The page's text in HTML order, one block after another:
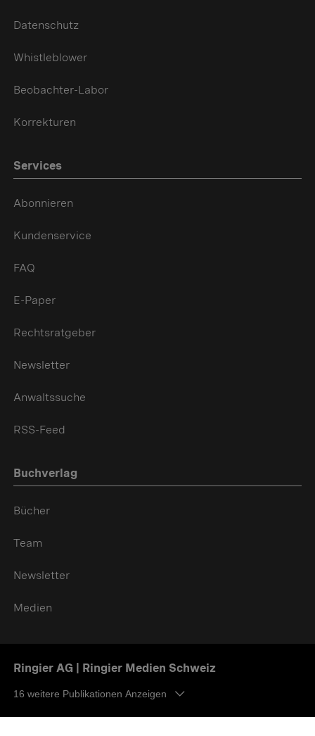
Datenschutz
Whistleblower
Beobachter-Labor
Korrekturen
Services
Abonnieren
Kundenservice
FAQ
E-Paper
Rechtsratgeber
Newsletter
Anwaltssuche
RSS-Feed
Buchverlag
Bücher
Team
Newsletter
Medien
Ringier AG | Ringier Medien Schweiz
16 weitere Publikationen Anzeigen